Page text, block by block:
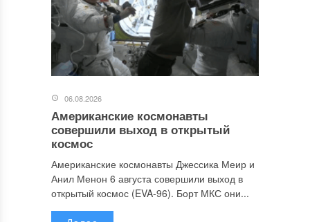
06.08.2026
Американские космонавты
совершили выход в открытый
космос
Американские космонавты Джессика Меир и
Анил Менон 6 августа совершили выход в
открытый космос (EVA-96). Борт МКС они...